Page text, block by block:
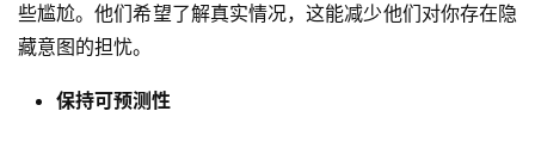
些尴尬。他们希望了解真实情况，这能减少他们对你存在隐
藏意图的担忧。
保持可预测性